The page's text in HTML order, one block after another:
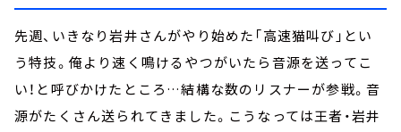
先週、いきなり岩井さんがやり始めた「高速猫叫び」とい
う特技。俺より速く鳴けるやつがいたら音源を送ってこ
い！と呼びかけたところ…結構な数のリスナーが参戦。音
源がたくさん送られてきました。こうなっては王者・岩井